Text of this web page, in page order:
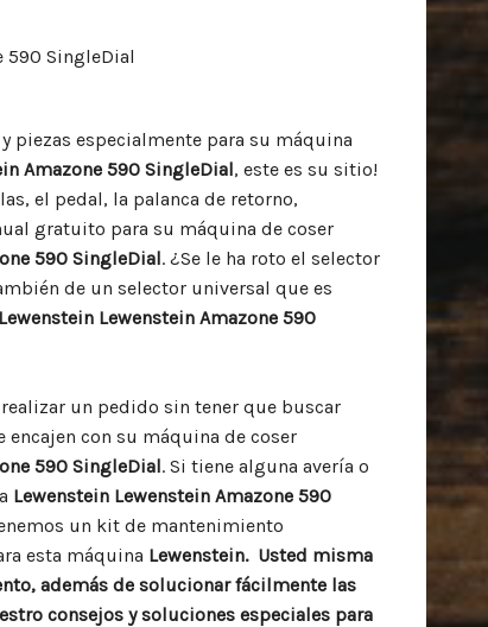
590 SingleDial
piezas especialmente para su máquina
Amazone 590 SingleDial, este es su sitio!
el pedal, la palanca de retorno,
gratuito para su máquina de coser
590 SingleDial. ¿Se le ha roto el selector
de un selector universal que es
Lewenstein Lewenstein Amazone 590
un pedido sin tener que buscar
encajen con su máquina de coser
590 SingleDial. Si tiene alguna avería o
Lewenstein Lewenstein Amazone 590
un kit de mantenimiento
esta máquina Lewenstein. Usted misma
además de solucionar fácilmente las
consejos y soluciones especiales para